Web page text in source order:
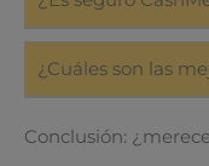
¿Cuáles son las
Conclusión: